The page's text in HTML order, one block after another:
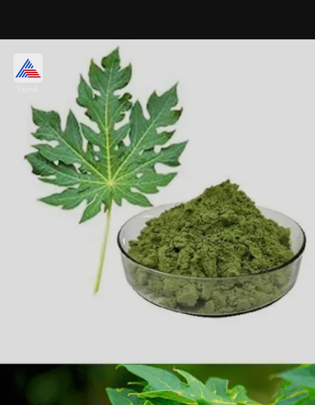
ரத்த தட்டணுக்களை
அதிகரிக்கும் பப்பாளி இலை
பப்பாளி இலை சாறு, ரத்த தட்டணுக்களின்
எண்ணிக்கையை கணிசமாக
அதிகரிக்கிறது. குறிப்பாக, டெங்கு
காய்ச்சலின்போது இது நோய் எதிர்ப்புச்
சக்தியை அதிகரித்து, உடலை வலுப்படுத்த
உதவுகிறது.
Image credits: social media